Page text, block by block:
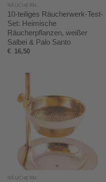
RÄUCHERN
10-teiliges Räucherwerk-Test-
Set: Heimische
Räucherpflanzen, weißer
Salbei & Palo Santo
€ 16,50
RÄUCHERN